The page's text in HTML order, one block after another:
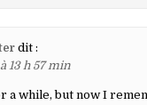
dit :
13 h 57 min
a while, but now I